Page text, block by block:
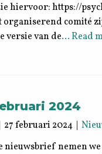
hiervoor: https://
organiserend comité
versie van de… Read
2024
27 februari 2024 |
nieuwsbrief nemen